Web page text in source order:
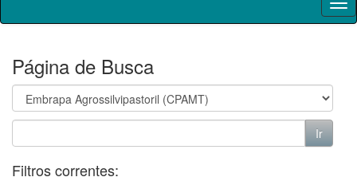
Página de Busca
Filtros correntes: